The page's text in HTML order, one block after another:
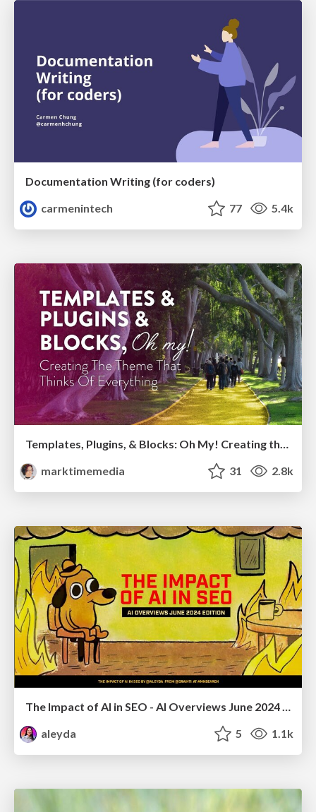
Documentation Writing (for coders)
carmenintech
77 5.4k
Templates, Plugins, & Blocks: Oh My! Creating the theme that thinks of everything
marktimemedia
31 2.8k
The Impact of AI in SEO - AI Overviews June 2024 Edition
aleyda
5 1.1k